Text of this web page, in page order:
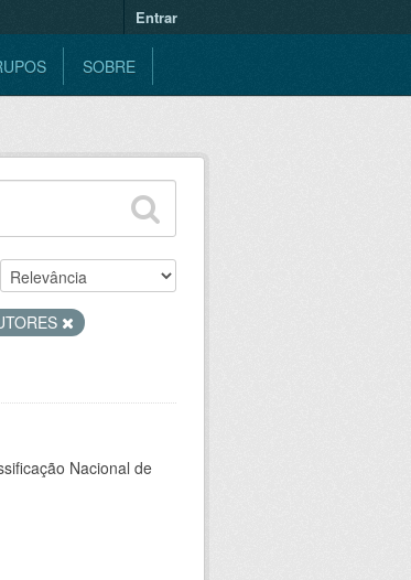
Entrar
SOBRE
Nacional de